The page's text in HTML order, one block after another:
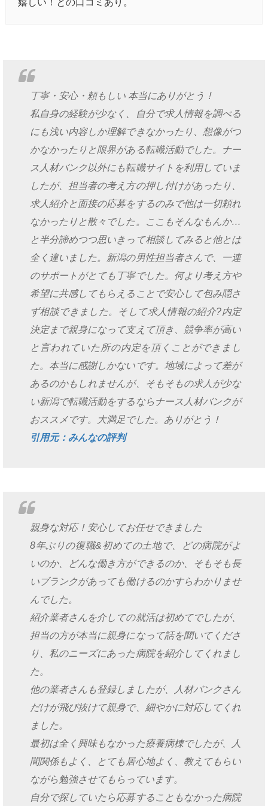
嬉しい！との口コミあり。
丁寧・安心・頼もしい 本当にありがとう！
私自身の経験が少なく、自分で求人情報を調べる
にも浅い内容しか理解できなかったり、想像がつ
かなかったりと限界がある転職活動でした。ナー
ス人材バンク以外にも転職サイトを利用していま
したが、担当者の考え方の押し付けがあったり、
求人紹介と面接の応募をするのみで他は一切頼れ
なかったりと散々でした。ここもそんなもんか…
と半分諦めつつ思いきって相談してみると他とは
全く違いました。新潟の男性担当者さんで、一連
のサポートがとても丁寧でした。何より考え方や
希望に共感してもらえることで安心して包み隠さ
ず相談できました。そして求人情報の紹介?内定
決定まで親身になって支えて頂き、競争率が高い
と言われていた所の内定を頂くことができまし
た。本当に感謝しかないです。地域によって差が
あるのかもしれませんが、そもそもの求人が少な
い新潟で転職活動をするならナース人材バンクが
おススメです。大満足でした。ありがとう！
引用元：みんなの評判
親身な対応！安心してお任せできました
8年ぶりの復職&初めての土地で、どの病院がよ
いのか、どんな働き方ができるのか、そもそも長
いブランクがあっても働けるのかすらわかりませ
んでした。
紹介業者さんを介しての就活は初めてでしたが、
担当の方が本当に親身になって話を聞いてくださ
り、私のニーズにあった病院を紹介してくれまし
た。
他の業者さんも登録しましたが、人材バンクさん
だけが飛び抜けて親身で、細やかに対応してくれ
ました。
最初は全く興味もなかった療養病棟でしたが、人
間関係もよく、とても居心地よく、教えてもらい
ながら勉強させてもらっています。
自分で探していたら応募することもなかった病院